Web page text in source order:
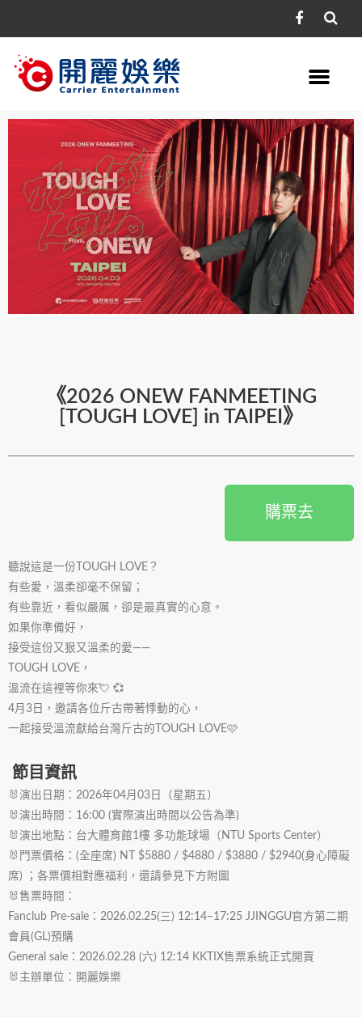
《2026 ONEW FANMEETING
[TOUGH LOVE] in TAIPEI》
購票去
聽說這是一份TOUGH LOVE？
有些愛，溫柔卻毫不保留；
有些靠近，看似嚴厲，卻是最真實的心意。
如果你準備好，
接受這份又狠又溫柔的愛——
TOUGH LOVE，
溫流在這裡等你來💘 💞
4月3日，邀請各位斤古帶著悸動的心，
一起接受溫流獻給台灣斤古的TOUGH LOVE🩷
節目資訊
🐰演出日期：2026年04月03日（星期五）
🐰演出時間：16:00 (實際演出時間以公告為準)
🐰演出地點：台大體育館1樓 多功能球場（NTU Sports Center）
🐰門票價格：(全座席) NT $5880 / $4880 / $3880 / $2940(身心障礙
席) ；各票價相對應福利，還請參見下方附圖
🐰售票時間：
Fanclub Pre-sale：2026.02.25(三) 12:14–17:25 JJINGGU官方第二期
會員(GL)預購
General sale：2026.02.28 (六) 12:14 KKTIX售票系統正式開賣
🐰主辦單位：開麗娛樂